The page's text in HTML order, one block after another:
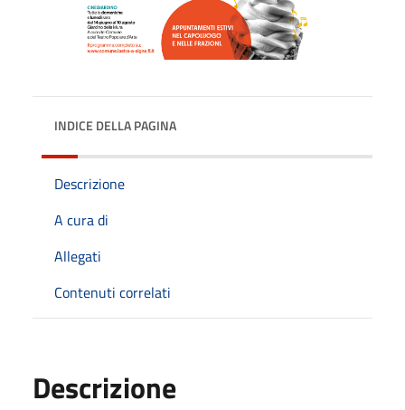
INDICE DELLA PAGINA
Descrizione
A cura di
Allegati
Contenuti correlati
Descrizione